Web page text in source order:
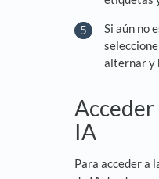
Si aún no
alternar y
Acceder
IA
Para acceder a